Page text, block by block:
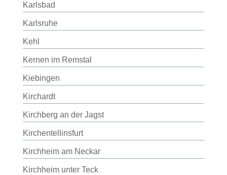
Karlsbad
Karlsruhe
Kehl
Kernen im Remstal
Kiebingen
Kirchardt
Kirchberg an der Jagst
Kirchentellinsfurt
Kirchheim am Neckar
Kirchheim unter Teck